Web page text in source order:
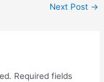
Next Post →
Required fields